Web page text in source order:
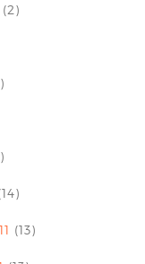
(2)
(13)